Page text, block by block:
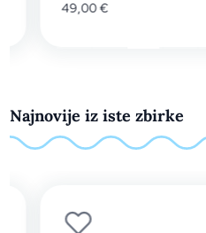
49,00€
Najnovije iz iste zbirke